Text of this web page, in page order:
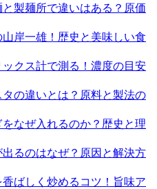
製麺所で違いはある？原価
岸一雄！歴史と美味しい食
クス計で測る！濃度の目安
の違いとは？原料と製法の
なぜ入れるのか？歴史と理
るのはなぜ？原因と解決方
ばしく炒めるコツ！旨味ア